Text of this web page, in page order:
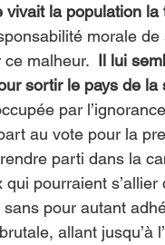
la population
morale
malheur. Il lui
sortir le pays de
par
au vote pour la
parti dans la
pourraient s’allier
pour autant
allant jusqu’à